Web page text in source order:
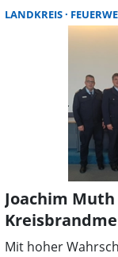
Versammlung
Ratsgymnasium
einstimmig in die
zum
LANDKREIS
Joachim
Mit hoher